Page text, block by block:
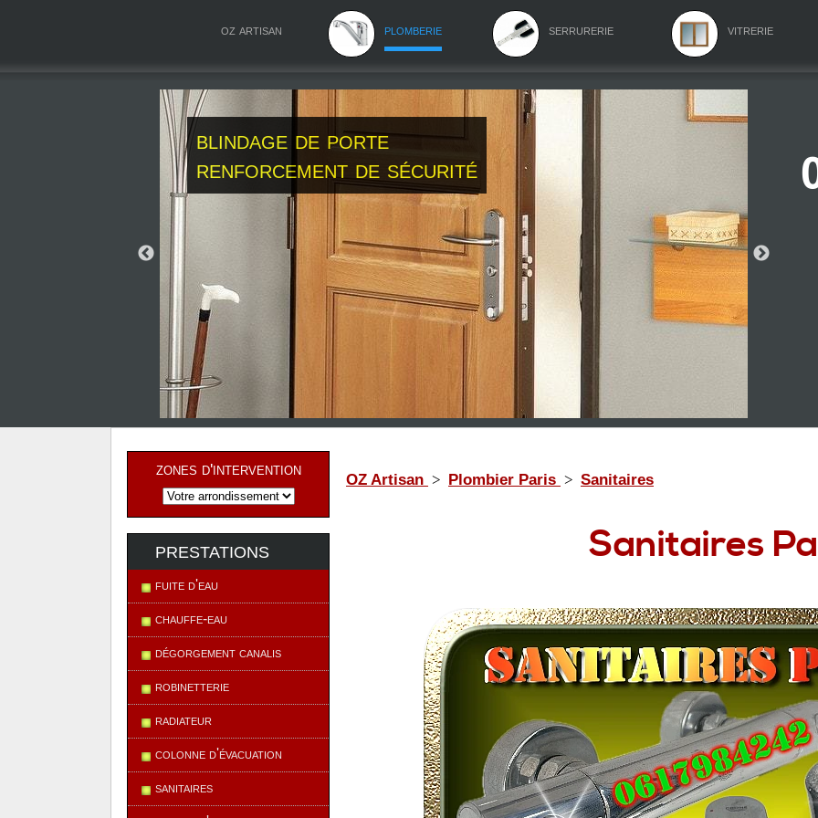
oz artisan plomberie serrurerie vitrerie
blindage de porte
renforcement de sécurité
zones d'intervention
prestations
fuite d'eau
chauffe-eau
dégorgement canalis
robinetterie
radiateur
colonne d'évacuation
sanitaires
OZ Artisan > Plombier Paris > Sanitaires
Sanitaires